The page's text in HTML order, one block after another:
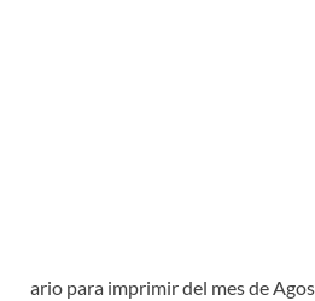
ario para imprimir del mes de